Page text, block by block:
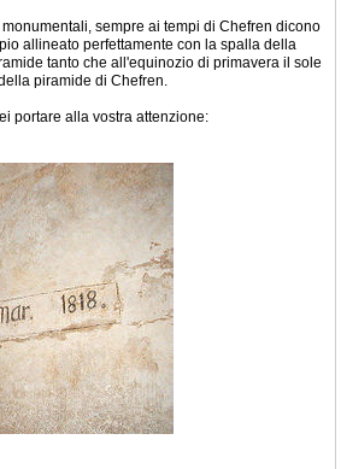
sempre ai tempi di Chefren dicono
allineato perfettamente con la spalla della
tanto che all'equinozio di primavera il sole
piramide di Chefren.
portare alla vostra attenzione: